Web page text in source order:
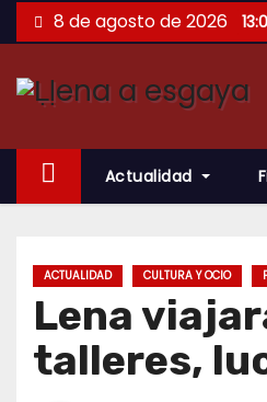
Saltar
al
contenido
8 de agosto de 2026
Actualidad
ACTUALIDAD CULTURA Y OCIO
Lena
talleres,